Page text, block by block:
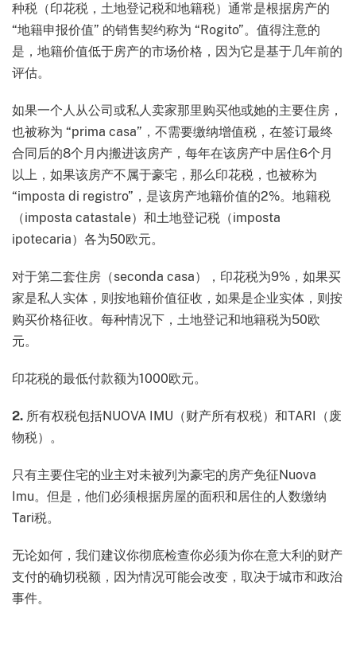
种税（印花税，土地登记税和地籍税）通常是根据房产的
“地籍申报价值” 的销售契约称为 “Rogito”。值得注意的
是，地籍价值低于房产的市场价格，因为它是基于几年前的
评估。
如果一个人从公司或私人卖家那里购买他或她的主要住房，
也被称为 “prima casa”，不需要缴纳增值税，在签订最终
合同后的8个月内搬进该房产，每年在该房产中居住6个月
以上，如果该房产不属于豪宅，那么印花税，也被称为
“imposta di registro”，是该房产地籍价值的2%。地籍税
（imposta catastale）和土地登记税（imposta
ipotecaria）各为50欧元。
对于第二套住房（seconda casa），印花税为9%，如果买
家是私人实体，则按地籍价值征收，如果是企业实体，则按
购买价格征收。每种情况下，土地登记和地籍税为50欧
元。
印花税的最低付款额为1000欧元。
2. 所有权税包括NUOVA IMU（财产所有权税）和TARI（废
物税）。
只有主要住宅的业主对未被列为豪宅的房产免征Nuova
Imu。但是，他们必须根据房屋的面积和居住的人数缴纳
Tari税。
无论如何，我们建议你彻底检查你必须为你在意大利的财产
支付的确切税额，因为情况可能会改变，取决于城市和政治
事件。